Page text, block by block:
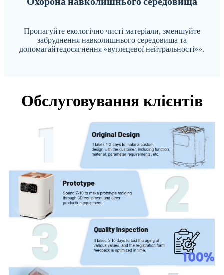
Пропагуйте екологічно чисті матеріали, зменшуйте
забруднення навколишнього середовища та
допомагайтедосягнення «вуглецевої нейтральності»».
Обслуговування клієнтів